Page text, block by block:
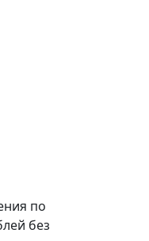
по
без